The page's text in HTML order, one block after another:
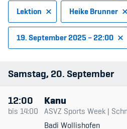
ASVZ@home
Member's Manual /
Fairplay
Lektion Heike Brunner
19. September 2025 – 22:00
Sportart
Datum & Zeit
Samstag 20 September
12:00
bis 14:00
Kanu
ASVZ Sports Week |
Badi Wollishofen